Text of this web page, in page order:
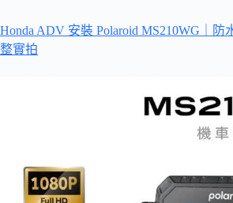
Honda ADV 安裝 Polaroid MS210WG｜
整實拍